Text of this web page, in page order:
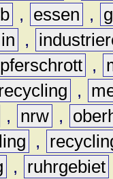
, essen ,
in ,
,
,
, nrw ,
,
, ruhrgebiet